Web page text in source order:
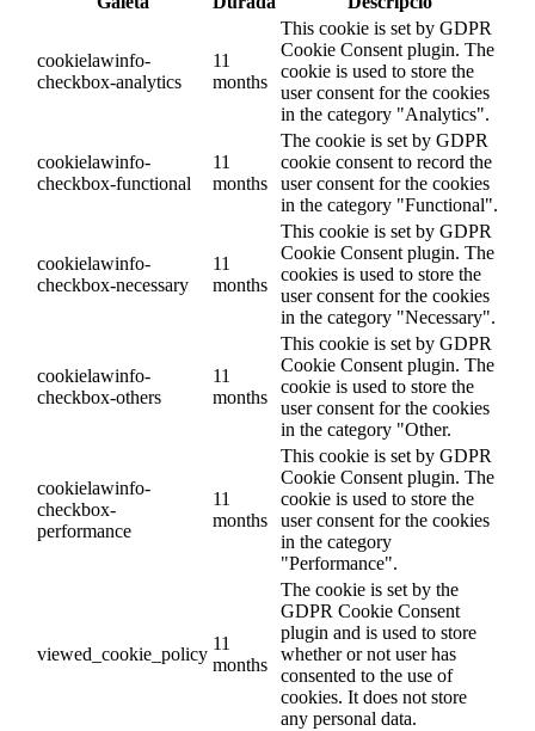
cookielawinfo-
checkbox-analytics
11
months
This cookie is set by GDPR
Cookie Consent plugin. The
cookie is used to store the
user consent for the cookies
in the category "Analytics".
cookielawinfo-
checkbox-functional
11
months
The cookie is set by GDPR
cookie consent to record the
user consent for the cookies
in the category "Functional".
cookielawinfo-
checkbox-necessary
11
months
This cookie is set by GDPR
Cookie Consent plugin. The
cookies is used to store the
user consent for the cookies
in the category "Necessary".
cookielawinfo-
checkbox-others
11
months
This cookie is set by GDPR
Cookie Consent plugin. The
cookie is used to store the
user consent for the cookies
in the category "Other.
cookielawinfo-
checkbox-
performance
11
months
This cookie is set by GDPR
Cookie Consent plugin. The
cookie is used to store the
user consent for the cookies
in the category
"Performance".
viewed_cookie_policy
11
months
The cookie is set by the
GDPR Cookie Consent
plugin and is used to store
whether or not user has
consented to the use of
cookies. It does not store
any personal data.